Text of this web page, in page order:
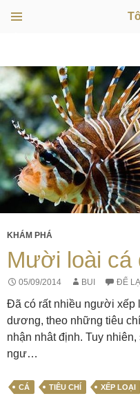
NỘI
DUNG
KHÁM PHÁ
Mười loài cá
05/09/2014 BUI ĐỂ
Đã có rất nhiều người xếp
dương, theo những tiêu
nhận nhât định. Tuy
ngư…
CÁ TIÊU CHÍ XẾP LOẠI